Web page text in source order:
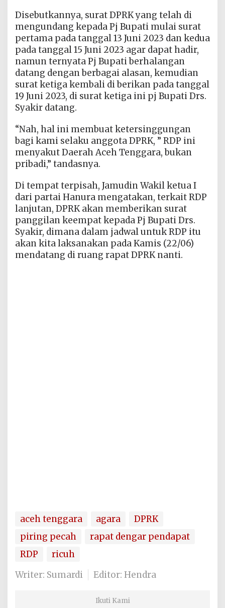
Disebutkannya, surat DPRK yang telah di
mengundang kepada Pj Bupati mulai surat
pertama pada tanggal 13 Juni 2023 dan kedua
pada tanggal 15 Juni 2023 agar dapat hadir,
namun ternyata Pj Bupati berhalangan
datang dengan berbagai alasan, kemudian
surat ketiga kembali di berikan pada tanggal
19 Juni 2023, di surat ketiga ini pj Bupati Drs.
Syakir datang.
“Nah, hal ini membuat ketersinggungan
bagi kami selaku anggota DPRK, ” RDP ini
menyakut Daerah Aceh Tenggara, bukan
pribadi,” tandasnya.
Di tempat terpisah, Jamudin Wakil ketua I
dari partai Hanura mengatakan, terkait RDP
lanjutan, DPRK akan memberikan surat
panggilan keempat kepada Pj Bupati Drs.
Syakir, dimana dalam jadwal untuk RDP itu
akan kita laksanakan pada Kamis (22/06)
mendatang di ruang rapat DPRK nanti.
aceh tenggara agara
DPRK
piring pecah
rapat dengar pendapat
RDP
ricuh
Writer: Sumardi
Editor: Hendra
Ikuti Kami